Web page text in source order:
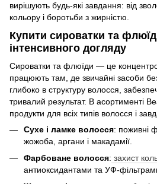
вирішують будь-які завдання: від
кольору і боротьби з жирністю.
Купити сироватки та
інтенсивного догляду
Сироватки та флюїди — це
працюють там, де звичайні засоби
глибоко в структуру волосся,
тривалий результат. В асортименті
продукти для всіх типів волосся і
Сухе і ламке волосся: поживні
жожоба, аргани і макадамії.
Фарбоване волосся: захист
антиоксидантами та УФ-